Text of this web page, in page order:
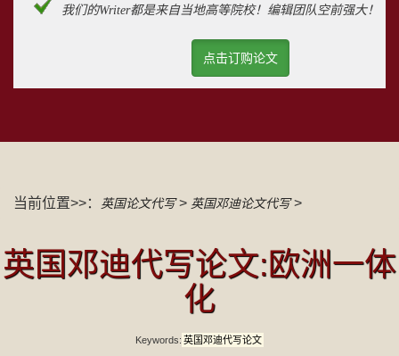
我们的Writer都是来自当地高等院校！编辑团队空前强大！
点击订购论文
当前位置>>： 英国论文代写> 英国邓迪论文代写>
英国邓迪代写论文:欧洲一体
化
Keywords: 英国邓迪代写论文